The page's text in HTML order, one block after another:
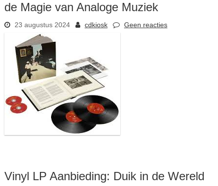
de Magie van Analoge Muziek
23 augustus 2024 cdkiosk Geen reacties
Vinyl LP Aanbieding: Duik in de Wereld